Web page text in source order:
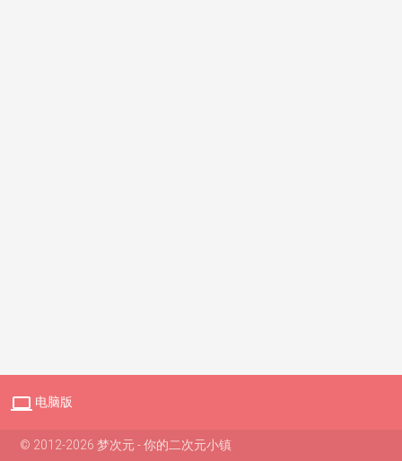
 电脑版
© 2012-2026 梦次元 - 你的二次元小镇